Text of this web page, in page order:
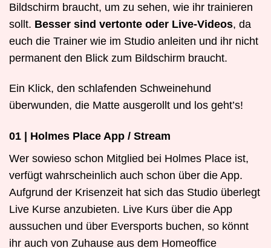
Bildschirm braucht, um zu sehen, wie ihr trainieren
sollt. Besser sind vertonte oder Live-Videos, da
euch die Trainer wie im Studio anleiten und ihr nicht
permanent den Blick zum Bildschirm braucht.
Ein Klick, den schlafenden Schweinehund
überwunden, die Matte ausgerollt und los geht’s!
01 | Holmes Place App / Stream
Wer sowieso schon Mitglied bei Holmes Place ist,
verfügt wahrscheinlich auch schon über die App.
Aufgrund der Krisenzeit hat sich das Studio überlegt
Live Kurse anzubieten. Live Kurs über die App
aussuchen und über Eversports buchen, so könnt
ihr auch von Zuhause aus dem Homeoffice